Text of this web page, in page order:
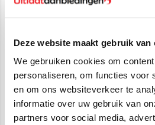
Deze website maakt gebruik van
We gebruiken cookies om
personaliseren, om functies voor
en om ons websiteverkeer te
informatie over uw gebruik van
partners voor social media,
Roetfilter Mini /
Toyota
€1.750,00 €849,00